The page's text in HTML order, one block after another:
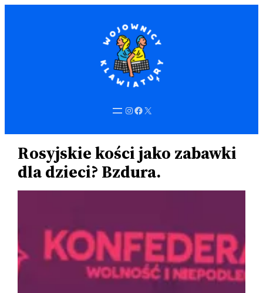
Instagram
Facebook
X
Rosyjskie kości jako zabawki
dla dzieci? Bzdura.